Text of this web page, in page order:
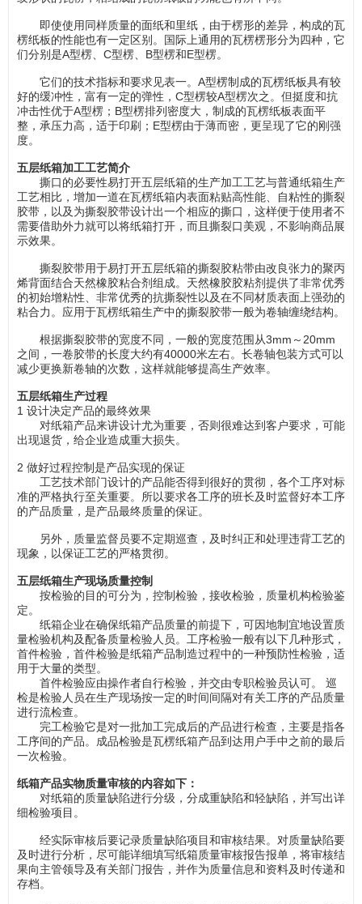
即使使用同样质量的面纸和里纸，由于楞形的差异，构成的瓦
楞纸板的性能也有一定区别。国际上通用的瓦楞楞形分为四种，它
们分别是A型楞、C型楞、B型楞和E型楞。
它们的技术指标和要求见表一。A型楞制成的瓦楞纸板具有较
好的缓冲性，富有一定的弹性，C型楞较A型楞次之。但挺度和抗
冲击性优于A型楞；B型楞排列密度大，制成的瓦楞纸板表面平
整，承压力高，适于印刷；E型楞由于薄而密，更呈现了它的刚强
度。
五层纸箱加工工艺简介
撕口的必要性易打开五层纸箱的生产加工工艺与普通纸箱生产
工艺相比，增加一道在瓦楞纸箱内表面粘贴高性能、自粘性的撕裂
胶带，以及为撕裂胶带设计出一个相应的撕口，这样便于使用者不
需要借助外力就可以将纸箱打开，而且撕裂口美观，不影响商品展
示效果。
撕裂胶带用于易打开五层纸箱的撕裂胶粘带由改良张力的聚丙
烯背面结合天然橡胶粘合剂组成。天然橡胶胶粘剂提供了非常优秀
的初始增粘性、非常优秀的抗撕裂性以及在不同材质表面上强劲的
粘合力。应用于瓦楞纸箱生产中的撕裂胶带一般为卷轴缠绕结构。
根据撕裂胶带的宽度不同，一般的宽度范围从3mm～20mm
之间，一卷胶带的长度大约有40000米左右。长卷轴包装方式可以
减少更换新卷轴的次数，这样就能够提高生产效率。
五层纸箱生产过程
1 设计决定产品的最终效果
对纸箱产品来讲设计尤为重要，否则很难达到客户要求，可能
出现退货，给企业造成重大损失。
2 做好过程控制是产品实现的保证
工艺技术部门设计的产品能否得到很好的贯彻，各个工序对标
准的严格执行至关重要。所以要求各工序的班长及时监督好本工序
的产品质量，是产品最终质量的保证。
另外，质量监督员要不定期巡查，及时纠正和处理违背工艺的
现象，以保证工艺的严格贯彻。
五层纸箱生产现场质量控制
按检验的目的可分为，控制检验，接收检验，质量机构检验鉴
定。
纸箱企业在确保纸箱产品质量的前提下，可因地制宜地设置质
量检验机构及配备质量检验人员。工序检验一般有以下几种形式，
首件检验，首件检验是纸箱产品制造过程中的一种预防性检验，适
用于大量的类型。
首件检验应由操作者自行检验，并交由专职检验员认可。 巡
检是检验人员在生产现场按一定的时间间隔对有关工序的产品质量
进行流检查。
完工检验它是对一批加工完成后的产品进行检查，主要是指各
工序间的产品。成品检验是瓦楞纸箱产品到达用户手中之前的最后
一次检验。
纸箱产品实物质量审核的内容如下：
对纸箱的质量缺陷进行分级，分成重缺陷和轻缺陷，并写出详
细检验项目。
经实际审核后要记录质量缺陷项目和审核结果。对质量缺陷要
及时进行分析，尽可能详细填写纸箱质量审核报告报单，将审核结
果向主管领导及有关部门报告，并作为质量信息和资料及时传递和
存档。